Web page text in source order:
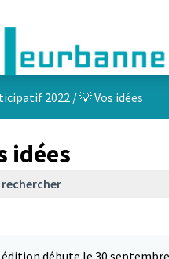
2022 /💡 Vos idées
idées
édition débute le 30